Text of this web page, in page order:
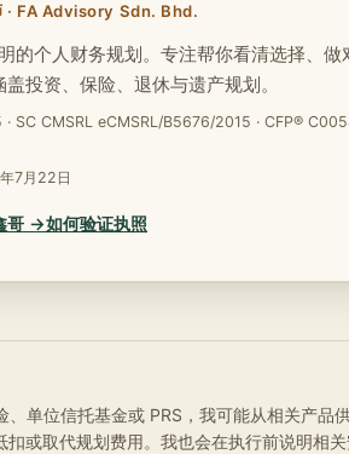
· FA Advisory Sdn. Bhd.
的个人财务规划。专注帮你看清选择、做
投资、保险、退休与遗产规划。
SC CMSRL eCMSRL/B5676/2015 · CFP®
7月22日
哥 →如何验证执照
单位信托基金或 PRS，我可能从相关产品供
或取代规划费用。我也会在执行前说明相